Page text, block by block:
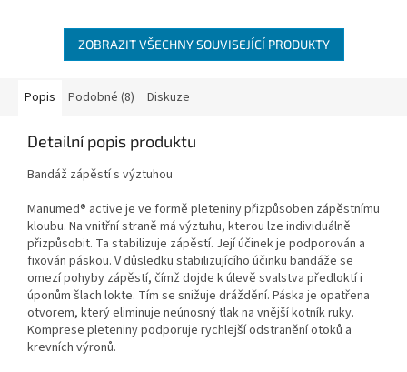
ZOBRAZIT VŠECHNY SOUVISEJÍCÍ PRODUKTY
Popis Podobné (8) Diskuze
Detailní popis produktu
Bandáž zápěstí s výztuhou
Manumed® active je ve formě pleteniny přizpůsoben zápěstnímu
kloubu. Na vnitřní straně má výztuhu, kterou lze individuálně
přizpůsobit. Ta stabilizuje zápěstí. Její účinek je podporován a
fixován páskou. V důsledku stabilizujícího účinku bandáže se
omezí pohyby zápěstí, čímž dojde k úlevě svalstva předloktí i
úponům šlach lokte. Tím se snižuje dráždění. Páska je opatřena
otvorem, který eliminuje neúnosný tlak na vnější kotník ruky.
Komprese pleteniny podporuje rychlejší odstranění otoků a
krevních výronů.